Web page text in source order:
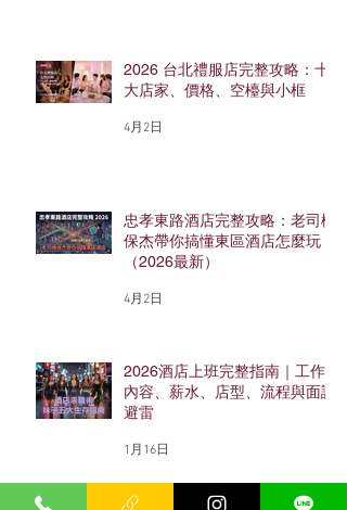
2026 台北禮服店完整攻略：十
大店家、價格、空檯與小框
4月2日
忠孝東路酒店完整攻略：老司機
保杰帶你搞懂東區酒店怎麼玩
（2026最新）
4月2日
2026酒店上班完整指南｜工作
內容、薪水、店型、流程與面試
避雷
1月16日